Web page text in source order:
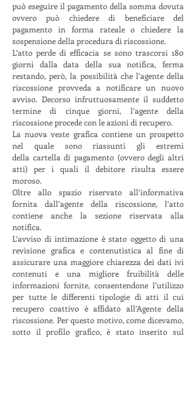
può eseguire il pagamento della somma dovuta
ovvero può chiedere di beneficiare del
pagamento in forma rateale o chiedere la
sospensione della procedura di riscossione.
L’atto perde di efficacia se sono trascorsi 180
giorni dalla data della sua notifica, ferma
restando, però, la possibilità che l’agente della
riscossione provveda a notificare un nuovo
avviso. Decorso infruttuosamente il suddetto
termine di cinque giorni, l’agente della
riscossione procede con le azioni di recupero.
La nuova veste grafica contiene un prospetto
nel quale sono riassunti gli estremi
della cartella di pagamento (ovvero degli altri
atti) per i quali il debitore risulta essere
moroso.
Oltre allo spazio riservato all’informativa
fornita dall’agente della riscossione, l’atto
contiene anche la sezione riservata alla
notifica.
L’avviso di intimazione è stato oggetto di una
revisione grafica e contenutistica al fine di
assicurare una maggiore chiarezza dei dati ivi
contenuti e una migliore fruibilità delle
informazioni fornite, consentendone l’utilizzo
per tutte le differenti tipologie di atti il cui
recupero coattivo è affidato all’Agente della
riscossione. Per questo motivo, come dicevamo,
sotto il profilo grafico, è stato inserito sul